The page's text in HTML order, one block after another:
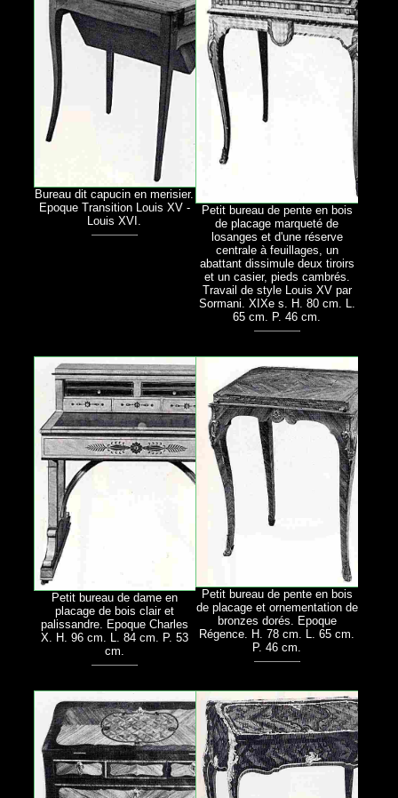
Bureau dit capucin en merisier.
Epoque Transition Louis XV -
Louis XVI.
Petit bureau de pente en bois
de placage marqueté de
losanges et d'une réserve
centrale à feuillages, un
abattant dissimule deux tiroirs
et un casier, pieds cambrés.
Travail de style Louis XV par
Sormani. XIXe s. H. 80 cm. L.
65 cm. P. 46 cm.
Petit bureau de dame en
placage de bois clair et
palissandre. Epoque Charles
X. H. 96 cm. L. 84 cm. P. 53
cm.
Petit bureau de pente en bois
de placage et ornementation de
bronzes dorés. Epoque
Régence. H. 78 cm. L. 65 cm.
P. 46 cm.